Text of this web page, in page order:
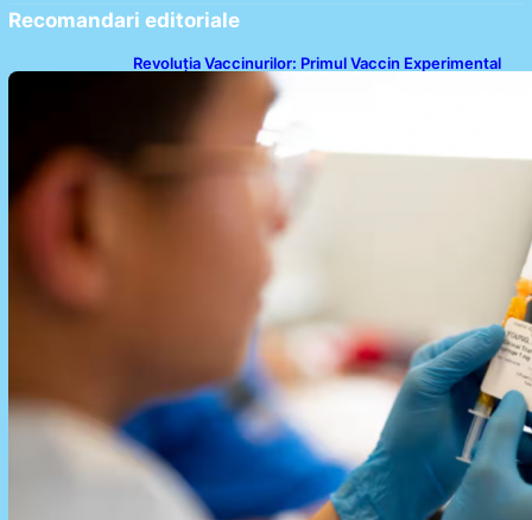
Recomandari editoriale
Revoluția Vaccinurilor: Primul Vaccin Experimental
Împotriva Cancerului de Colon în Studiu Uman